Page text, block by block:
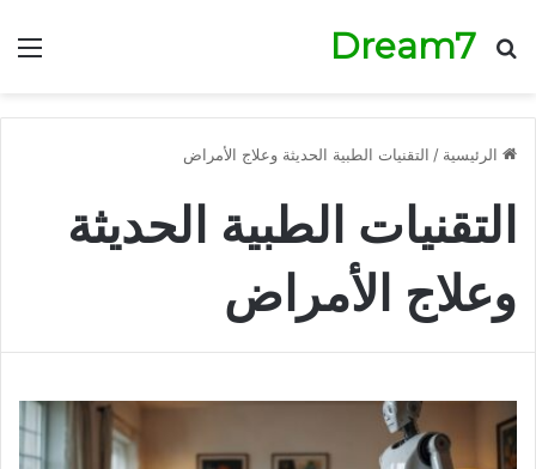
Dream7
بحث عن
الرئيسية / التقنيات الطبية الحديثة وعلاج الأمراض
التقنيات الطبية الحديثة
وعلاج الأمراض